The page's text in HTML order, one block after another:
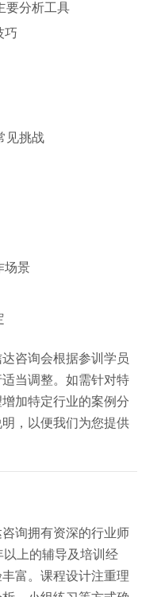
要分析工具
巧
见挑战
场景
咨询会根据参训学员
当调整。如需针对特
加特定行业的案例分
，以便我们为您提供
询拥有资深的行业师
上的辅导及培训经
富。课程设计注重理